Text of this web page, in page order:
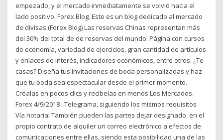
empezado, y el mercado inmediatamente se volvió hacia el
lado positivo. Forex Blog. Este es un blog dedicado al mercado
de divisas (Forex Blog) Las reservas Chinas representan más
del 30% del total de de reservas del mundo. Página con cursos
de economía, variedad de ejercicios, gran cantidad de artículos
y enlaces de interés, indicadores económicos, entre otros. ¿Te
casas? Diseña tus invitaciones de boda personalizadas y haz
que tu boda sea espectacular desde el primer momento.
Créalas en pocos clics y recíbelas en menos Los Mercados.
Forex 4/9/2018 · Telegrama, siguiendo los mismos requisitos
Vía notarial También pueden las partes dejar designado, en el
propio contrato de alquiler un correo electrónico a efectos de
comunicaciones entre ellas, siendo esta posibilidad una de las